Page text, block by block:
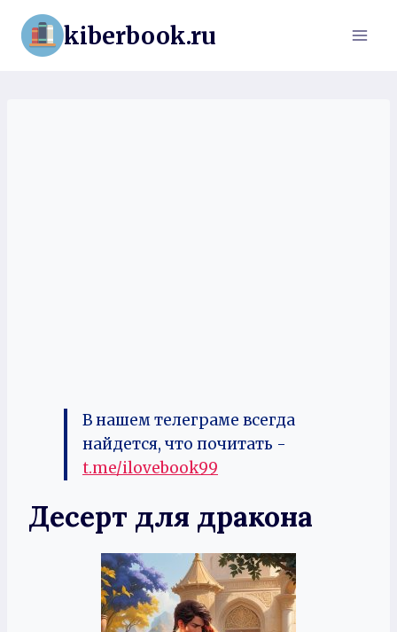
Перейти
содержимому
kiberbook.ru
В нашем телеграме всегда
найдется, что почитать -
t.me/ilovebook99
Десерт для дракона